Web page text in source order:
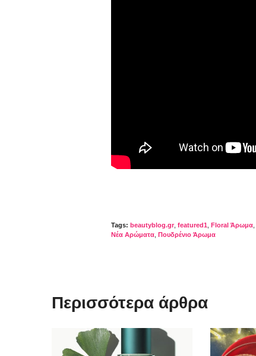
Tags: beautyblog.gr featured1 Floral Άρωμα
Νέα Αρώματα Πουδρένιο Άρωμα
Περισσότερα άρθρα